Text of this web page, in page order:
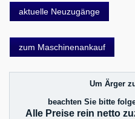
aktuelle Neuzugänge
zum Maschinenankauf
Um Ärger
beachten Sie bitte
Alle Preise rein netto